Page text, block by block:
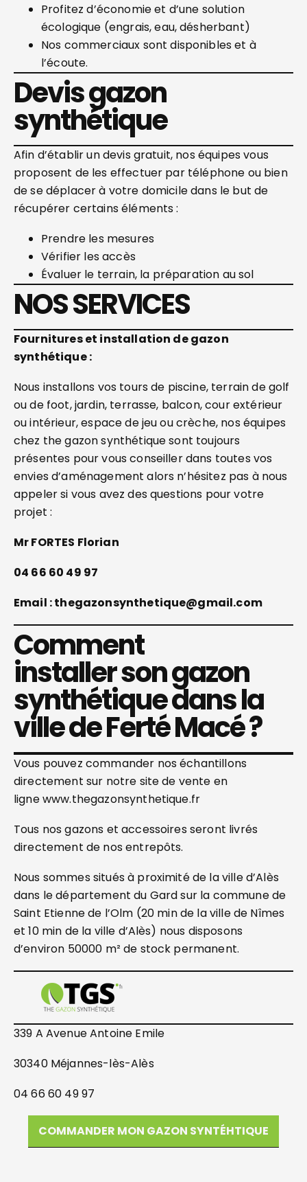
Profitez d’économie et d’une solution
écologique (engrais, eau, désherbant)
Nos commerciaux sont disponibles et à
l’écoute.
Devis gazon
synthétique
Afin d’établir un devis gratuit, nos équipes vous
proposent de les effectuer par téléphone ou bien
de se déplacer à votre domicile dans le but de
récupérer certains éléments :
Prendre les mesures
Vérifier les accès
Évaluer le terrain, la préparation au sol
NOS SERVICES
Fournitures et installation de gazon
synthétique :
Nous installons vos tours de piscine, terrain de golf
ou de foot, jardin, terrasse, balcon, cour extérieur
ou intérieur, espace de jeu ou crèche, nos équipes
chez the gazon synthétique sont toujours
présentes pour vous conseiller dans toutes vos
envies d’aménagement alors n’hésitez pas à nous
appeler si vous avez des questions pour votre
projet :
Mr FORTES Florian
04 66 60 49 97
Email : thegazonsynthetique@gmail.com
Comment
installer son gazon
synthétique dans la
ville de Ferté Macé ?
Vous pouvez commander nos échantillons
directement sur notre site de vente en
ligne www.thegazonsynthetique.fr
Tous nos gazons et accessoires seront livrés
directement de nos entrepôts.
Nous sommes situés à proximité de la ville d’Alès
dans le département du Gard sur la commune de
Saint Etienne de l’Olm (20 min de la ville de Nîmes
et 10 min de la ville d’Alès) nous disposons
d’environ 50000 m² de stock permanent.
339 A Avenue Antoine Emile
30340 Méjannes-lès-Alès
04 66 60 49 97
COMMANDER MON GAZON SYNTÉHTIQUE